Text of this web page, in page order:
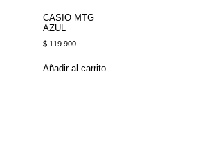
CASIO MTG
AZUL
$ 119.900
Añadir al carrito